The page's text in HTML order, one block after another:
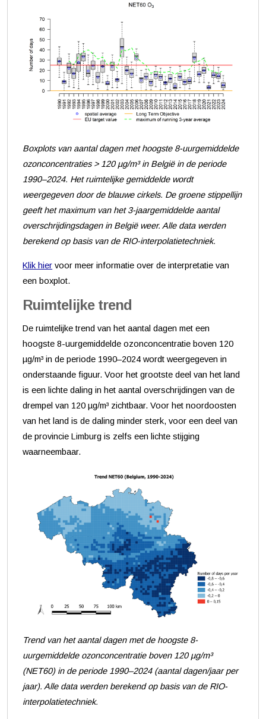
Boxplots van aantal dagen met hoogste 8-uurgemiddelde
ozonconcentraties > 120 µg/m³ in België in de periode
1990–2024. Het ruimtelijke gemiddelde wordt
weergegeven door de blauwe cirkels. De groene stippellijn
geeft het maximum van het 3-jaargemiddelde aantal
overschrijdingsdagen in België weer. Alle data werden
berekend op basis van de RIO-interpolatietechniek.
Klik hier voor meer informatie over de interpretatie van
een boxplot.
Ruimtelijke trend
De ruimtelijke trend van het aantal dagen met een
hoogste 8-uurgemiddelde ozonconcentratie boven 120
µg/m³ in de periode 1990–2024 wordt weergegeven in
onderstaande figuur. Voor het grootste deel van het land
is een lichte daling in het aantal overschrijdingen van de
drempel van 120 µg/m³ zichtbaar. Voor het noordoosten
van het land is de daling minder sterk, voor een deel van
de provincie Limburg is zelfs een lichte stijging
waarneembaar.
Trend van het aantal dagen met de hoogste 8-
uurgemiddelde ozonconcentratie boven 120 µg/m³
(NET60) in de periode 1990–2024 (aantal dagen/jaar per
jaar). Alle data werden berekend op basis van de RIO-
interpolatietechniek.